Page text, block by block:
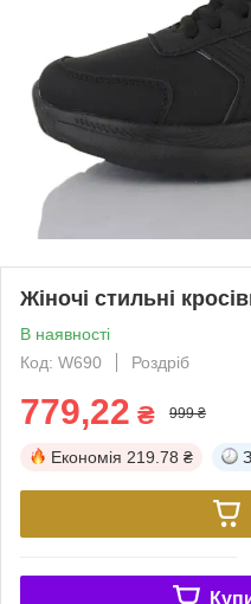
Жіночі стильні
В наявності
Код: W690
Роздріб
779,22 ₴ 999 ₴
Економія 219.78 ₴